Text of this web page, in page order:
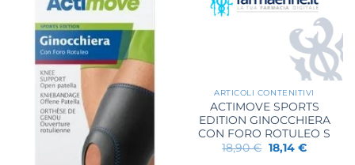
ARTICOLI CONTENITIVI
ACTIMOVE SPORTS
EDITION GINOCCHIERA
CON FORO ROTULEO S
18,90€ Il
prezzo
18,14 €Il